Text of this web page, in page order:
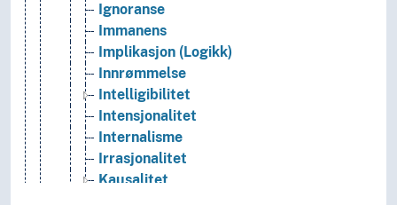
Ignoranse
Immanens
Implikasjon (Logikk)
Innrømmelse
Intelligibilitet
Intensjonalitet
Internalisme
Irrasjonalitet
Kausalitet